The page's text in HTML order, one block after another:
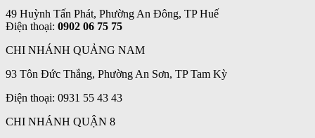
49 Huỳnh Tấn Phát, Phường An Đông, TP Huế
Điện thoại: 0902 06 75 75
CHI NHÁNH QUẢNG NAM
93 Tôn Đức Thắng, Phường An Sơn, TP Tam Kỳ
Điện thoại: 0931 55 43 43
CHI NHÁNH QUẬN 8